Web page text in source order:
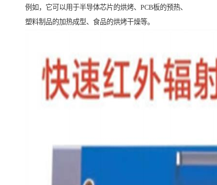
例如，它可以用于半导体芯片的烘烤、PCB板的预热、
塑料制品的加热成型、食品的烘烤干燥等。